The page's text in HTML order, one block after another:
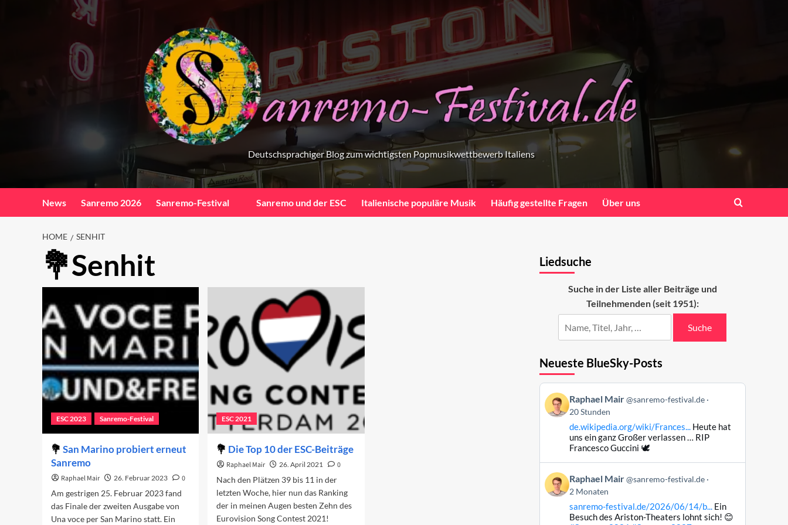
Deutschsprachiger Blog zum wichtigsten Popmusikwettbewerb Italiens
News Sanremo 2026 Sanremo-Festival Sanremo und der ESC Italienische populäre Musik Häufig gestellte Fragen Über uns
HOME SENHIT
Senhit
ESC 2023 Sanremo-Festival
San Marino probiert erneut
Sanremo
Raphael Mair 26. Februar 2023
0
Am gestrigen 25. Februar 2023 fand
das Finale der zweiten Ausgabe von
Una voce per San Marino statt. Ein
ESC 2021
Die Top 10 der ESC-Beiträge
Raphael Mair 26. April 2021
0
Nach den Plätzen 39 bis 11 in der
letzten Woche, hier nun das Ranking
der in meinen Augen besten Zehn des
Eurovision Song Contest 2021!
Liedsuche
Suche in der Liste aller Beiträge und
Teilnehmenden (seit 1951):
Suche
Neueste BlueSky-Posts
Beitrag
von
Raphael
Raphael Mair @sanremo-festival.de
20 Stunden
de.wikipedia.org/wiki/Frances...Heute hat
uns ein ganz Großer verlassen … RIP
Francesco Guccini 🕊️
Beitrag
von
Raphael
Raphael Mair @sanremo-festival.de
2 Monaten
sanremo-festival.de/2026/06/14/b...Ein
Besuch des Ariston-Theaters lohnt sich! 😊